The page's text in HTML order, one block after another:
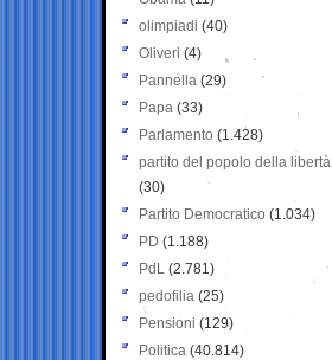
olimpiadi (40)
Oliveri (4)
Pannella (29)
Papa (33)
Parlamento (1.428)
partito del popolo della libertà
(30)
Partito Democratico (1.034)
PD (1.188)
PdL (2.781)
pedofilia (25)
Pensioni (129)
Politica (40.814)